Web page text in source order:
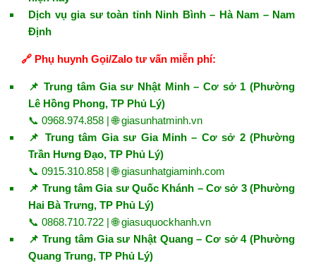
Dịch vụ gia sư toàn tỉnh Ninh Bình – Hà Nam – Nam
Định
🔗 Phụ huynh Gọi/Zalo tư vấn miễn phí:
📌 Trung tâm Gia sư Nhật Minh – Cơ sở 1 (Phường
Lê Hồng Phong, TP Phủ Lý)
📞 0968.974.858 | 🌐giasunhatminh.vn
📌 Trung tâm Gia sư Gia Minh – Cơ sở 2 (Phường
Trần Hưng Đạo, TP Phủ Lý)
📞 0915.310.858 | 🌐giasunhatgiaminh.com
📌 Trung tâm Gia sư Quốc Khánh – Cơ sở 3 (Phường
Hai Bà Trưng, TP Phủ Lý)
📞 0868.710.722 | 🌐giasuquockhanh.vn
📌 Trung tâm Gia sư Nhật Quang – Cơ sở 4 (Phường
Quang Trung, TP Phủ Lý)